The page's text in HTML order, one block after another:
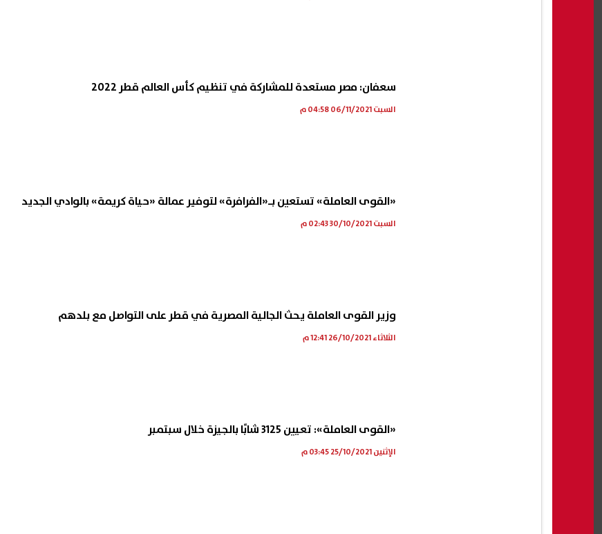
سعفان: مصر مستعدة للمشاركة في تنظيم كأس العالم قطر 2022
السبت 06/11/2021 04:58 م
«القوى العاملة» تستعين بـ«الفرافرة» لتوفير عمالة «حياة كريمة» بالوادي الجديد
السبت 30/10/2021 02:43 م
وزير القوى العاملة يحث الجالية المصرية في قطر على التواصل مع بلدهم
الثلاثاء 26/10/2021 12:41 م
«القوى العاملة»: تعيين 3125 شابًا بالجيزة خلال سبتمبر
الإثنين 25/10/2021 03:45 م